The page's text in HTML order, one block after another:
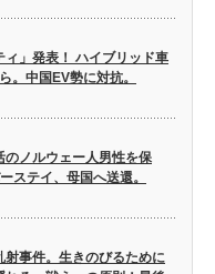
ィ」発表！ ハイブリッド車
。中国EV勢に対抗。
のノルウェー人男性を保
ステイ、母国へ送還。
射事件。生きのびるために